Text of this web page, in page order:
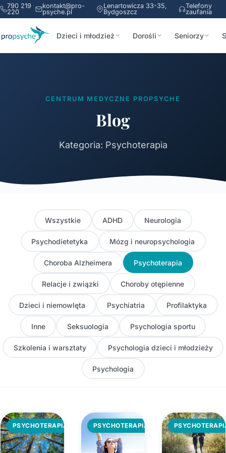
790 219
220
kontakt@pro-
psyche.pl
Lenartowicza 33-35,
Bydgoszcz
Telefony
zaufania
Dzieci i młodzież Dorośli Seniorzy
CENTRUM MEDYCZNE PROPSYCHE
Blog
Kategoria: Psychoterapia
Wszystkie ADHD Neurologia
Psychodietetyka Mózg i neuropsychologia
Choroba Alzheimera Psychoterapia
Relacje i związki Choroby otępienne
Dzieci i niemowlęta Psychiatria Profilaktyka
Inne Seksuologia Psychologia sportu
Szkolenia i warsztaty Psychologia dzieci i młodzieży
Psychologia
PSYCHOTERAPIA PSYCHOTERAPIA